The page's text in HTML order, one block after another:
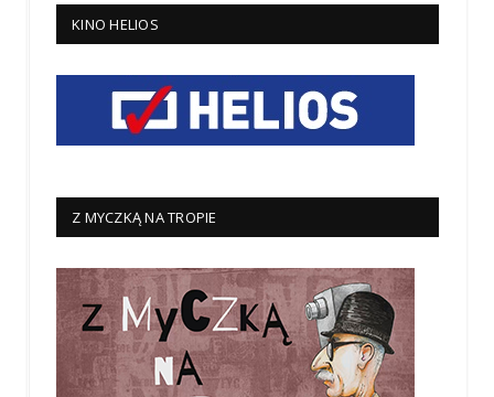
KINO HELIOS
Z MYCZKĄ NA TROPIE